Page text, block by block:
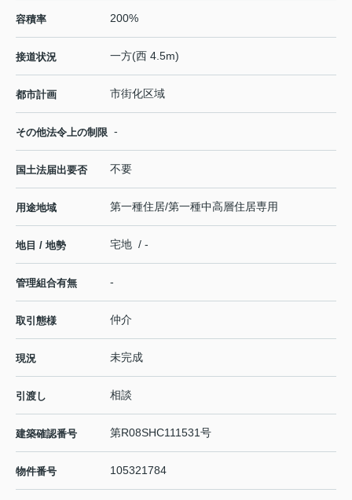
容積率 200%
接道状況 一方(西 4.5m)
都市計画 市街化区域
その他法令上の制限 -
国土法届出要否 不要
用途地域 第一種住居/第一種中高層住居専用
地目 / 地勢 宅地 / -
管理組合有無 -
取引態様 仲介
現況 未完成
引渡し 相談
建築確認番号 第R08SHC111531号
物件番号 105321784